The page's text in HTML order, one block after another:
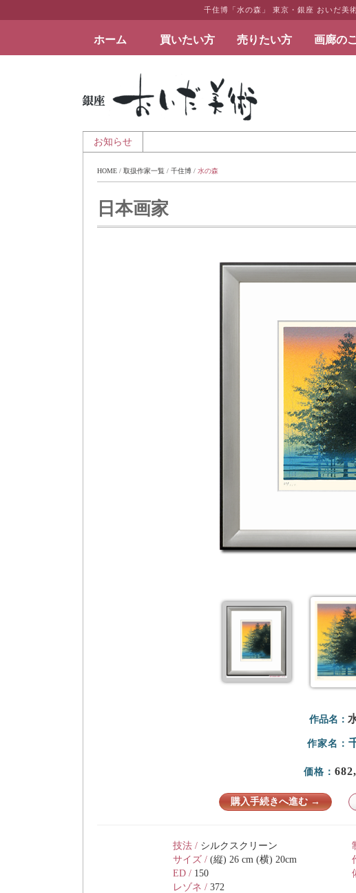
千住博「水の森」 東京・銀座 おいだ美
ホーム 買いたい方 売りたい方 画廊の
絵画など美術品の販売と買取 | 東京・銀座 おいだ美術
お知らせ
HOME / 取扱作家一覧 / 千住博 / 水の森
日本画家
作品名：
作家名：
価格：
購入手続きへ進む →
技法 / シルクスクリーン
サイズ / (縦) 26 cm (横) 20cm
ED / 150
レゾネ / 372